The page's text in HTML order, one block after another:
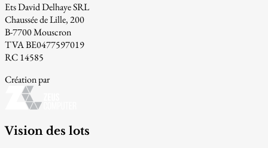
Ets David Delhaye SRL
Chaussée de Lille, 200
B-7700 Mouscron
TVA BE0477597019
RC 14585
Création par
Vision des lots